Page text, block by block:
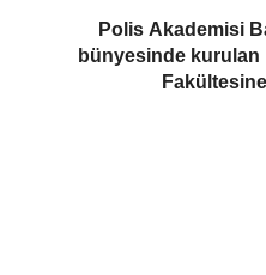
Polis Akademisi
bünyesinde kurulan